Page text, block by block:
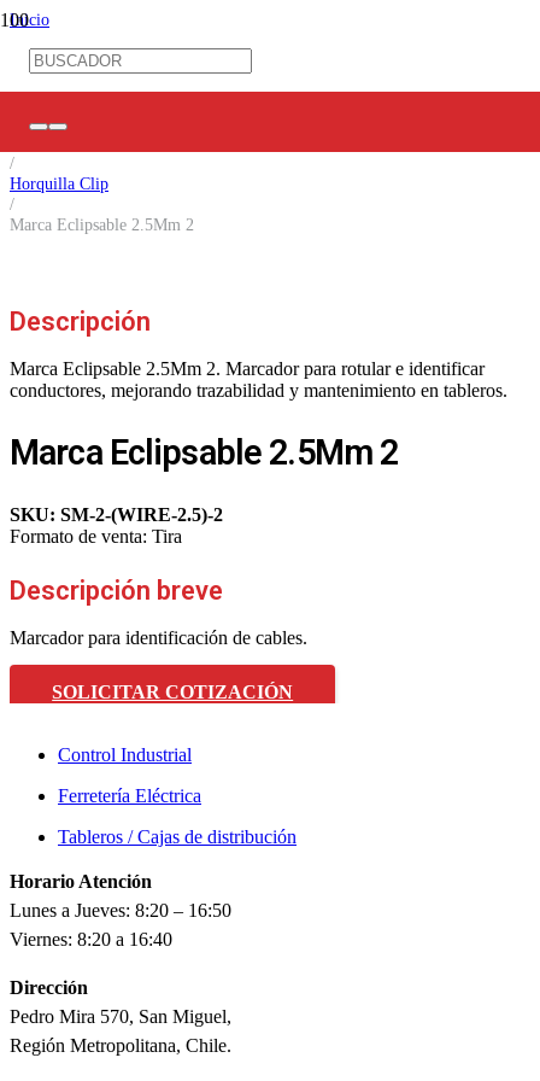
Inicio
Ferretería Eléctrica
/
Horquilla Clip
/
Marca Eclipsable 2.5Mm 2
Descripción
Marca Eclipsable 2.5Mm 2. Marcador para rotular e identificar
conductores, mejorando trazabilidad y mantenimiento en tableros.
Marca Eclipsable 2.5Mm 2
SKU: SM-2-(WIRE-2.5)-2
Formato de venta: Tira
Descripción breve
Marcador para identificación de cables.
SOLICITAR COTIZACIÓN
Control Industrial
Ferretería Eléctrica
Tableros / Cajas de distribución
Horario Atención
Lunes a Jueves: 8:20 – 16:50
Viernes: 8:20 a 16:40
Dirección
Pedro Mira 570, San Miguel,
Región Metropolitana, Chile.